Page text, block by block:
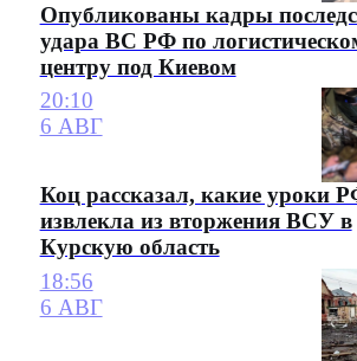
Опубликованы кадры
удара ВС РФ по
центру под Киевом
20:10
6 АВГ
Коц рассказал, какие уроки
извлекла из вторжения ВСУ в
Курскую область
18:56
6 АВГ